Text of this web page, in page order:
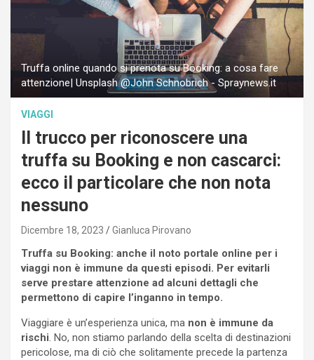
Truffa online quando si prenota su Booking: a cosa fare
attenzione| Unsplash @John Schnobrich - Spraynews.it
VIAGGI
Il trucco per riconoscere una
truffa su Booking e non cascarci:
ecco il particolare che non nota
nessuno
Dicembre 18, 2023 Gianluca Pirovano
Truffa su Booking: anche il noto portale online per i
viaggi non è immune da questi episodi. Per evitarli
serve prestare attenzione ad alcuni dettagli che
permettono di capire l’inganno in tempo.
Viaggiare è un’esperienza unica, ma non è immune da
rischi. No, non stiamo parlando della scelta di destinazioni
pericolose, ma di ciò che solitamente precede la partenza